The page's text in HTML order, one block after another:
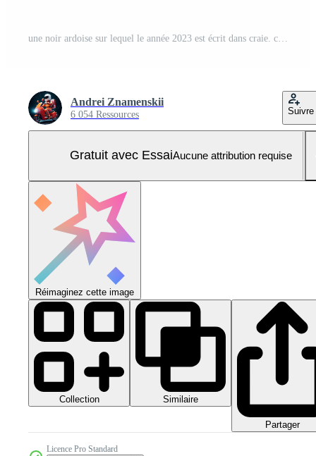
Andrei Znamenskii
6 054 Ressources Suivre
Gratuit avec EssaiAucune attribution requise
Réimaginez cette image
Collection Similaire
Partager
Licence Pro Standard